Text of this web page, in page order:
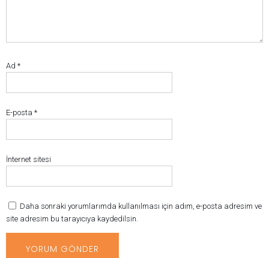
Ad *
E-posta *
İnternet sitesi
Daha sonraki yorumlarımda kullanılması için adım, e-posta adresim ve
site adresim bu tarayıcıya kaydedilsin.